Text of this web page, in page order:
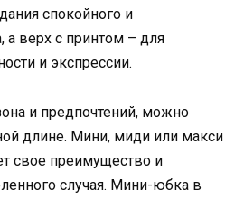
спокойного и
а верх с принтом – для
и экспрессии.
и предпочтений, можно
длине. Мини, миди или макси
свое преимущество и
случая. Мини-юбка в